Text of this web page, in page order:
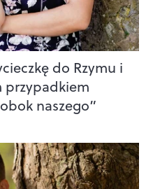
do Rzymu i
przypadkiem
naszego”